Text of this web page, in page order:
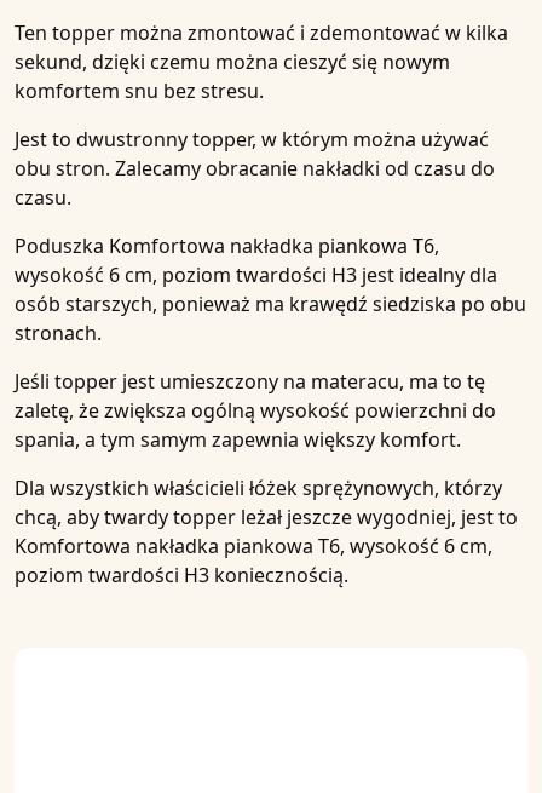
Ten topper można zmontować i zdemontować w kilka
sekund, dzięki czemu można cieszyć się nowym
komfortem snu bez stresu.
Jest to dwustronnytopper, w którym można używać
obu stron. Zalecamy obracanie nakładki od czasu do
czasu.
Poduszka Komfortowa nakładka piankowa T6,
wysokość 6 cm, poziom twardości H3 jest idealny dla
osób starszych, ponieważ ma krawędź siedziska po obu
stronach.
Jeśli topper jest umieszczony na materacu, ma to tę
zaletę, że zwiększa ogólną wysokość powierzchni do
spania, a tym samym zapewnia większy komfort.
Dla wszystkich właścicieli łóżek sprężynowych, którzy
chcą, aby twardy topper leżał jeszcze wygodniej, jest to
Komfortowa nakładka piankowa T6, wysokość 6 cm,
poziom twardości H3 koniecznością.